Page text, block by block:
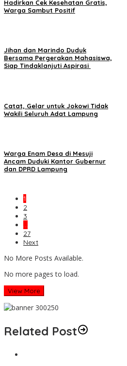
Hadirkan Cek Kesehatan Gratis,
Warga Sambut Positif
Jihan dan Marindo Duduk
Bersama Pergerakan Mahasiswa,
Siap Tindaklanjuti Aspirasi
Catat, Gelar untuk Jokowi Tidak
Wakili Seluruh Adat Lampung
Warga Enam Desa di Mesuji
Ancam Duduki Kantor Gubernur
dan DPRD Lampung
1
2
3
…
27
Next
No More Posts Available.
No more pages to load.
View More
Related Post